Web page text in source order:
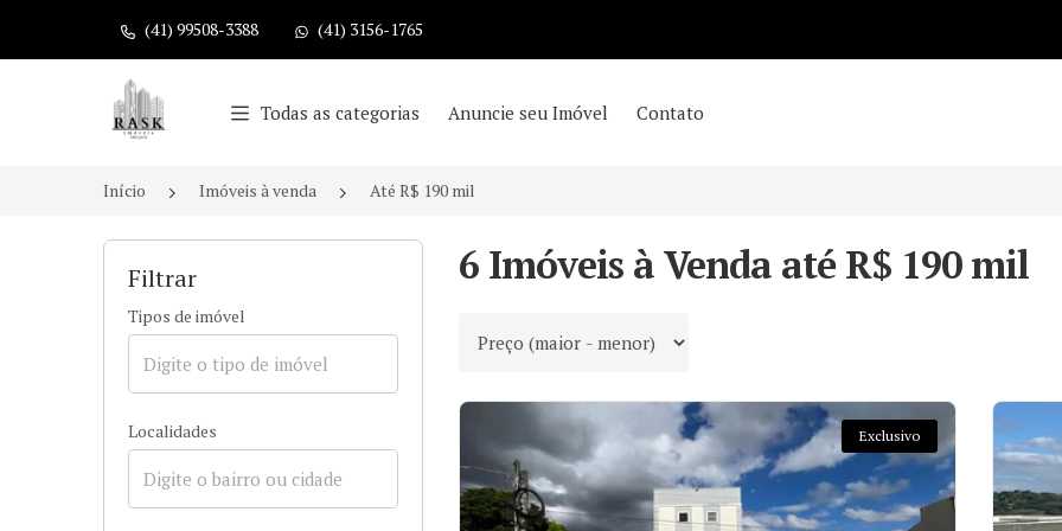
(41) 99508-3388 (41) 3156-1765
Página inicial
Todas as categorias Anuncie seu Imóvel Contato
Início Imóveis à venda Até R$ 190 mil
Filtrar
Tipos de imóvel
Localidades
6 Imóveis à Venda até R$ 190 mil
Ordenar por
Exclusivo